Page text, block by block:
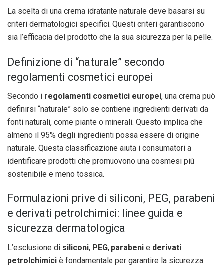
La scelta di una crema idratante naturale deve basarsi su
criteri dermatologici specifici. Questi criteri garantiscono
sia l’efficacia del prodotto che la sua sicurezza per la pelle.
Definizione di “naturale” secondo
regolamenti cosmetici europei
Secondo i regolamenti cosmetici europei, una crema può
definirsi “naturale” solo se contiene ingredienti derivati da
fonti naturali, come piante o minerali. Questo implica che
almeno il 95% degli ingredienti possa essere di origine
naturale. Questa classificazione aiuta i consumatori a
identificare prodotti che promuovono una cosmesi più
sostenibile e meno tossica.
Formulazioni prive di siliconi, PEG, parabeni
e derivati petrolchimici: linee guida e
sicurezza dermatologica
L’esclusione di siliconi, PEG, parabeni e derivati
petrolchimici è fondamentale per garantire la sicurezza